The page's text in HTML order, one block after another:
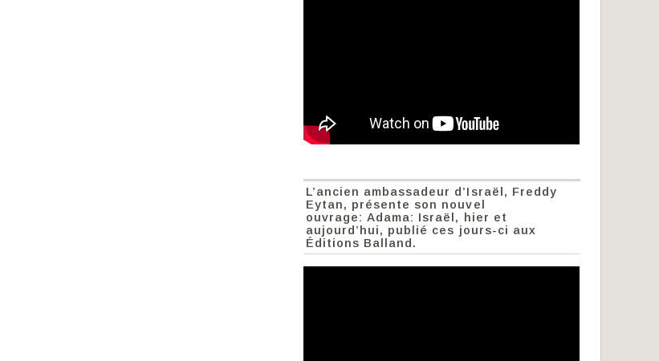
L’ancien ambassadeur d’Israël, Freddy
Eytan, présente son nouvel
ouvrage: Adama: Israël, hier et
aujourd’hui, publié ces jours-ci aux
Éditions Balland.